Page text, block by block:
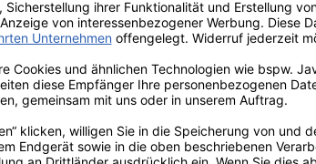
oder ein Räuchersieb geben. Am